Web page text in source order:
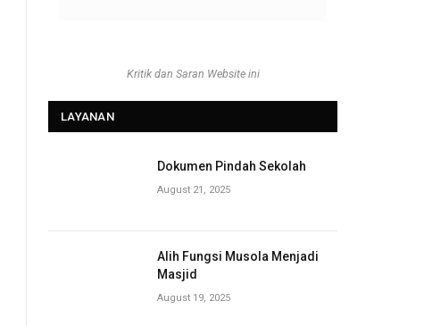
Kritik dan Saran Website ini
LAYANAN
Dokumen Pindah Sekolah
August 21, 2025
Alih Fungsi Musola Menjadi
Masjid
August 19, 2025